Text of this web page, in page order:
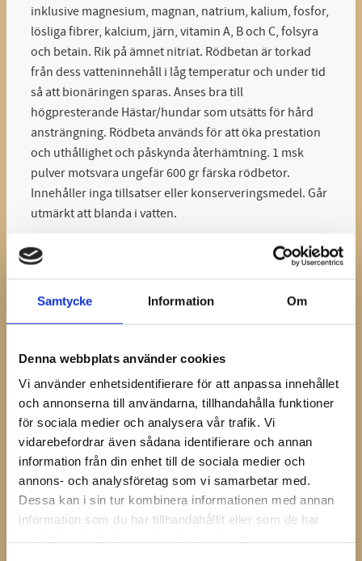
Samtycke Information Om
Denna webbplats använder cookies
Vi använder enhetsidentifierare för att anpassa innehållet
och annonserna till användarna, tillhandahålla funktioner
för sociala medier och analysera vår trafik. Vi
vidarebefordrar även sådana identifierare och annan
information från din enhet till de sociala medier och
annons- och analysföretag som vi samarbetar med.
Dessa kan i sin tur kombinera informationen med annan
information som du har tillhandahållit eller som de har
inklusive magnesium, magnan, natrium, kalium, fosfor,
lösliga fibrer, kalcium, järn, vitamin A, B och C, folsyra
och betain. Rik på ämnet nitriat. Rödbetan är torkad
från dess vatteninnehåll i låg temperatur och under tid
så att bionäringen sparas. Anses bra till
högpresterande Hästar/hundar som utsätts för hård
ansträngning. Rödbeta används för att öka prestation
och uthållighet och påskynda återhämtning. 1 msk
pulver motsvara ungefär 600 gr färska rödbetor.
Innehåller inga tillsatser eller konserveringsmedel. Går
utmärkt att blanda i vatten.
INNEHÅLL: Malen Rödbeta Eko DOSERING: Häst 1
msk/dag. (1 msk/dag Räcker till ca 40 dagar) Tillsätt i
Fil, Yoghurt eller en god Smoothies. Hund 1 tsk/dag
Uppladdning inför hård träning/tävling dubbla
dosen/dag i 7-10 dagar före FÖRVARING: Torrt och väl
Ytterligare information; Rödbetspulver Eko innehåller
nitrat som vidgar blodkärlen och ökar
syreupptagningen. Nitrat omvandlas i kroppen till
kväveoxid, ett ämne som bidrar till en utvidgning av
blodkärlen. Det i sin tur leder till ett ökat blodflöde med
Nitrat kan även ha betydelse för styrketräning, främst i
formen kreatin-nitrat. Kreatin är vanligt som